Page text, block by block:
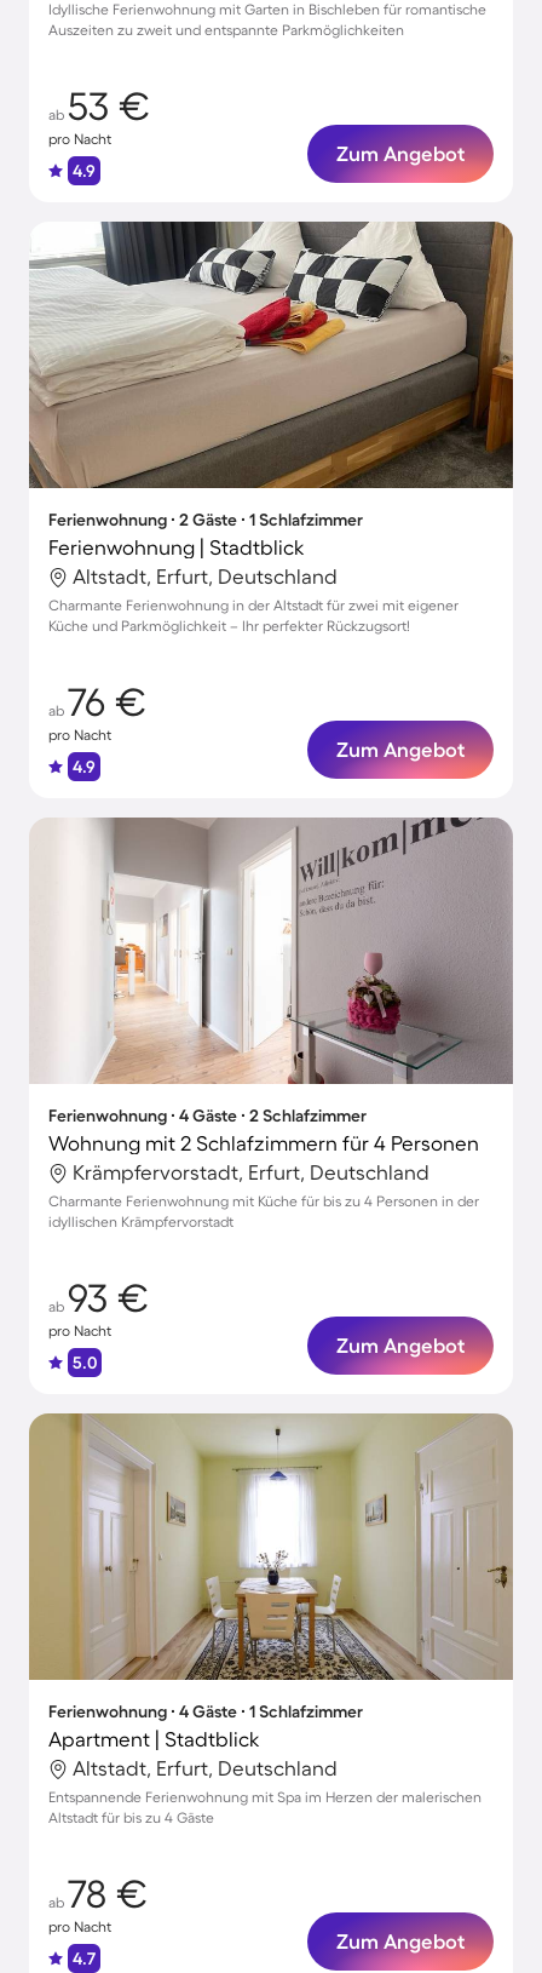
Idyllische Ferienwohnung mit Garten in Bischleben für romantische
Auszeiten zu zweit und entspannte Parkmöglichkeiten
ab 53 €
pro Nacht
4.9
Zum Angebot
Ferienwohnung ∙ 2 Gäste ∙ 1 Schlafzimmer
Ferienwohnung | Stadtblick
Altstadt, Erfurt, Deutschland
Charmante Ferienwohnung in der Altstadt für zwei mit eigener
Küche und Parkmöglichkeit – Ihr perfekter Rückzugsort!
ab 76 €
pro Nacht
4.9
Zum Angebot
Ferienwohnung ∙ 4 Gäste ∙ 2 Schlafzimmer
Wohnung mit 2 Schlafzimmern für 4 Personen
Krämpfervorstadt, Erfurt, Deutschland
Charmante Ferienwohnung mit Küche für bis zu 4 Personen in der
idyllischen Krämpfervorstadt
ab 93 €
pro Nacht
5.0
Zum Angebot
Ferienwohnung ∙ 4 Gäste ∙ 1 Schlafzimmer
Apartment | Stadtblick
Altstadt, Erfurt, Deutschland
Entspannende Ferienwohnung mit Spa im Herzen der malerischen
Altstadt für bis zu 4 Gäste
ab 78 €
pro Nacht
4.7
Zum Angebot